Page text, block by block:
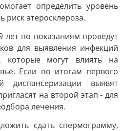
определить уровень
риск атеросклероза.
лет по показаниям проведут
для выявления инфекций
которые могут влиять на
Если по итогам первого
диспансеризации выявят
на второй этап - для
лечения.
сдать спермограмму,